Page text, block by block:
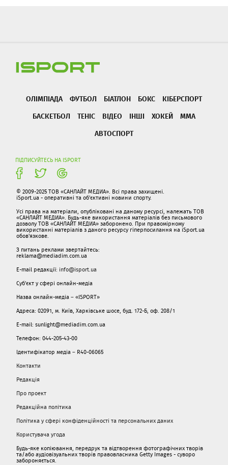
ОЛІМПІАДА ФУТБОЛ БІАТЛОН БОКС
КІБЕРСПОРТ
БАСКЕТБОЛ
ТЕНІС ВІДЕО ІНШІ ХОКЕЙ
ММА
АВТОСПОРТ
ПІДПИСУЙТЕСЬ НА ISPORT
© 2009-2025 ТОВ «САНЛАЙТ МЕДИА». Всі права захищені.
iSport.ua - оперативні та об'єктивні новини спорту.
Усі права на матеріали, опубліковані на даному ресурсі, належать ТОВ
«САНЛАЙТ МЕДИА». Будь-яке використання матеріалів без письмового
дозволу ТОВ «САНЛАЙТ МЕДИА» заборонено. При правомірному
використанні матеріалів з даного ресурсу гіперпосилання на iSport.ua
обов'язкове.
З питань реклами звертайтесь:
reklama@mediadim.com.ua
E-mail редакції: info@isport.ua
Суб'єкт у сфері онлайн-медіа
Назва онлайн-медіа – «ISPORT»
Адреса: 02091, м. Київ, Харківське шосе, буд. 172-Б, оф. 208/1
E-mail: sunlight@mediadim.com.ua
Телефон: 044-205-43-00
Ідентифікатор медіа – R40-06065
Контакти
Редакція
Про проект
Редакційна політика
Політика у сфері конфіденційності та персональних даних
Користувача угода
Будь-яке копіювання, передрук та відтворення фотографічних творів
та/або аудіовізуальних творів правовласника Getty Images - суворо
забороняється.